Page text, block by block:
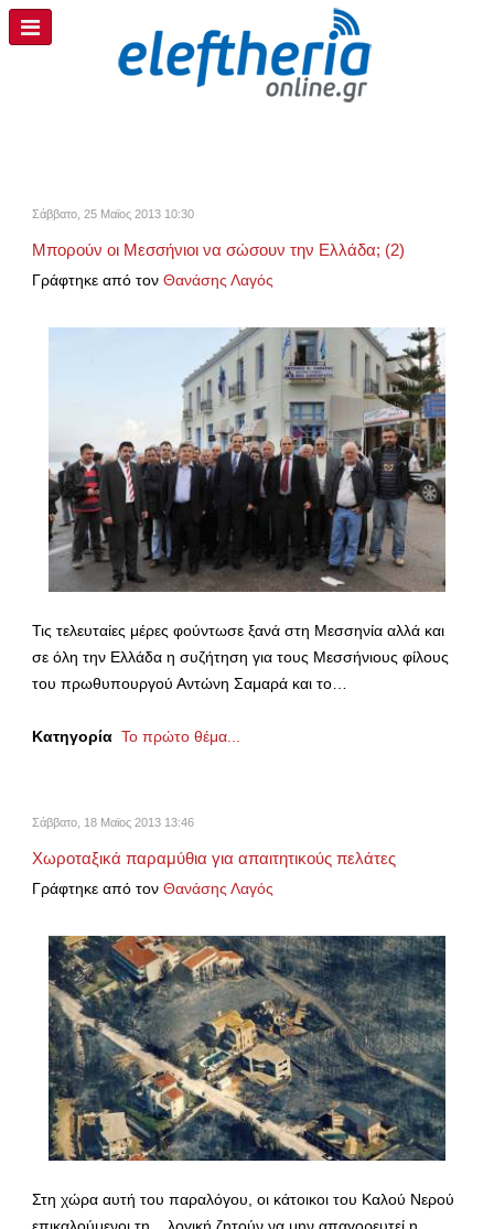
Σάββατο, 25 Μαϊος 2013 10:30
Μπορούν οι Μεσσήνιοι να σώσουν την Ελλάδα; (2)
Γράφτηκε από τον Θανάσης Λαγός
Τις τελευταίες μέρες φούντωσε ξανά στη Μεσσηνία αλλά και
σε όλη την Ελλάδα η συζήτηση για τους Μεσσήνιους φίλους
του πρωθυπουργού Αντώνη Σαμαρά και το…
Κατηγορία Το πρώτο θέμα...
Σάββατο, 18 Μαϊος 2013 13:46
Χωροταξικά παραμύθια για απαιτητικούς πελάτες
Γράφτηκε από τον Θανάσης Λαγός
Στη χώρα αυτή του παραλόγου, οι κάτοικοι του Καλού Νερού